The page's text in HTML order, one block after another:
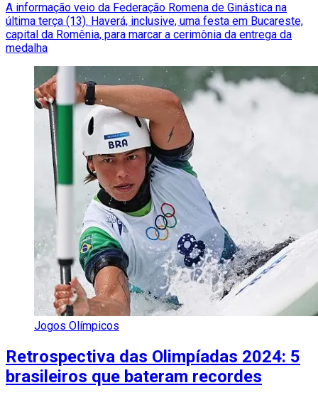
A informação veio da Federação Romena de Ginástica na
última terça (13). Haverá, inclusive, uma festa em Bucareste,
capital da Romênia, para marcar a cerimônia da entrega da
medalha
Jogos Olímpicos
Retrospectiva das Olimpíadas 2024: 5
brasileiros que bateram recordes